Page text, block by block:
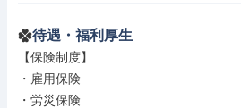
待遇・福利厚生
【保険制度】
・雇用保険
・労災保険